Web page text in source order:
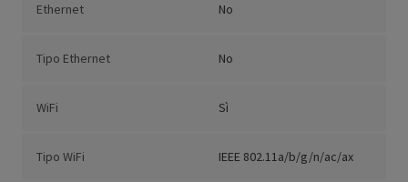
Ethernet No
Tipo Ethernet No
WiFi Sì
Tipo WiFi IEEE 802.11a/b/g/n/ac/ax